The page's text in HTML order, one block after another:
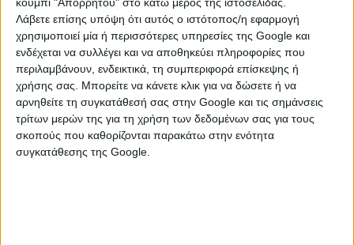
Λάβετε επίσης υπόψη ότι αυτός ο ιστότοπος/η εφαρμογή
χρησιμοποιεί μία ή περισσότερες υπηρεσίες της Google και
ενδέχεται να συλλέγει και να αποθηκεύει πληροφορίες που
περιλαμβάνουν, ενδεικτικά, τη συμπεριφορά επίσκεψης ή
χρήσης σας. Μπορείτε να κάνετε κλικ για να δώσετε ή να
αρνηθείτε τη συγκατάθεσή σας στην Google και τις σημάνσεις
τρίτων μερών της για τη χρήση των δεδομένων σας για τους
σκοπούς που καθορίζονται παρακάτω στην ενότητα
συγκατάθεσης της Google.
ΚΑΤΗΓΟΡΙΕΣ
ΦΑΓΗΤΑ & ΠΟΤΑ